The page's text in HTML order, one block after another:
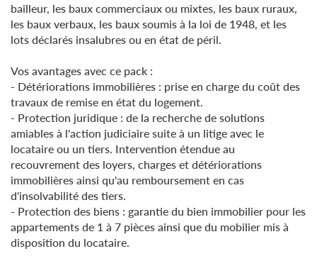
bailleur, les baux commerciaux ou mixtes, les baux ruraux,
les baux verbaux, les baux soumis à la loi de 1948, et les
lots déclarés insalubres ou en état de péril.
Vos avantages avec ce pack :
- Détériorations immobilières : prise en charge du coût des
travaux de remise en état du logement.
- Protection juridique : de la recherche de solutions
amiables à l'action judiciaire suite à un litige avec le
locataire ou un tiers. Intervention étendue au
recouvrement des loyers, charges et détériorations
immobilières ainsi qu'au remboursement en cas
d'insolvabilité des tiers.
- Protection des biens : garantie du bien immobilier pour les
appartements de 1 à 7 pièces ainsi que du mobilier mis à
disposition du locataire.